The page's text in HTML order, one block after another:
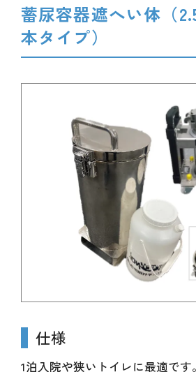
蓄尿容器遮へい体（
本タイプ）
仕様
1泊入院や狭いトイレに最適です。